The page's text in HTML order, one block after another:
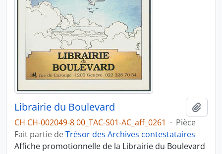
Librairie du Boulevard
CH CH-002049-8 00_TAC-S01-AC_aff_0261 · Pièce
Fait partie deTrésor des Archives contestataires
Affiche promotionnelle de la Librairie du Boulevard